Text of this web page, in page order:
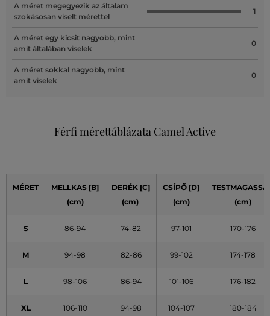
A méret megegyezik az általam
szokásosan viselt mérettel
1
A méret egy kicsit nagyobb, mint
amit általában viselek
0
A méret sokkal nagyobb, mint
amit viselek
0
Férfi mérettáblázata Camel Active
MÉRET
MELLKAS [B]
(cm)
DERÉK [C]
(cm)
CSÍPŐ [D]
(cm)
(cm)
S 86-94 74-82 97-101 170-176
M 94-98 82-86 99-102 174-178
L 98-106 86-94 101-106 176-182
XL 106-110 94-98 104-107 180-184